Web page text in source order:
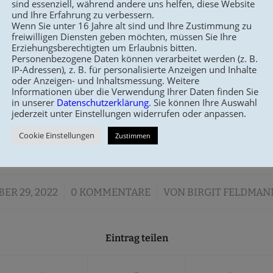
direkt Kontakt zu Anna aufzunehmen:
zu finden unter Anna__rieke
Model auf Pixabay.com
29, 2022
/ 0 KOMMENTARE
/ VON BIRGIT
Eintrag teilen
sind essenziell, während andere uns helfen, diese Website
und Ihre Erfahrung zu verbessern.
Wenn Sie unter 16 Jahre alt sind und Ihre Zustimmung zu
freiwilligen Diensten geben möchten, müssen Sie Ihre
Erziehungsberechtigten um Erlaubnis bitten.
Personenbezogene Daten können verarbeitet werden (z. B.
IP-Adressen), z. B. für personalisierte Anzeigen und Inhalte
oder Anzeigen- und Inhaltsmessung. Weitere
Informationen über die Verwendung Ihrer Daten finden Sie
in unserer Datenschutzerklärung. Sie können Ihre Auswahl
jederzeit unter Einstellungen widerrufen oder anpassen.
Cookie Einstellungen Zustimmen